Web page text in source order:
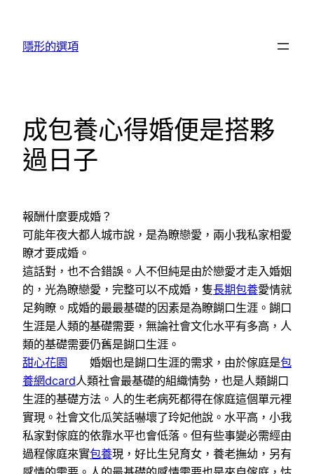
隱形的選項
成包養心得婚便是搭夥
過日子
報酬什麼要成婚？
可能年夜大都人城市說，是為瞭戀愛，兩小我私家相愛
瞭才要成婚。
這話對，也不合錯誤。人不但純是由於戀愛才走入婚姻
的，光為瞭戀愛，完整可以不成婚，隻長期包養愛情就
足夠瞭。成婚的最最基礎的因素是為瞭餬口生涯。餬口
生涯是人類的基礎需要，無論社會文化水平有多高，人
類的基礎需要仍舊是餬口生涯。
甜心花園 婚姻也是餬口生涯的需求，由於傢庭是包
養網dcard人類社會最基礎的組織情勢，也是人類餬口
生涯的基礎方法。人的生老病死都得在傢庭這個單元裡
實現。社會文化瓜笑話嚇壞了玲妃他說。水平高，小我
私家對傢庭的依靠水平也會低落。但有些事變必需經由
過程傢庭來實包養現，好比生兒育女，養老撫幼，另有